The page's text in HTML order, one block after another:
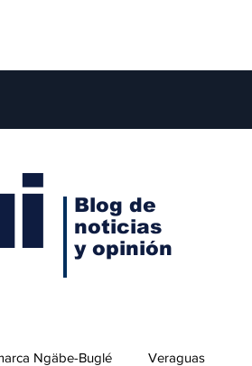
Blog de
noticias
y opinión
Ngäbe-Buglé Veraguas